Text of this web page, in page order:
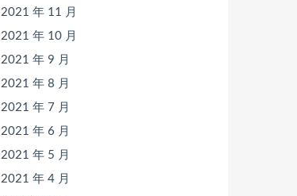
2021 年 11 月
2021 年 10 月
2021 年 9 月
2021 年 8 月
2021 年 7 月
2021 年 6 月
2021 年 5 月
2021 年 4 月